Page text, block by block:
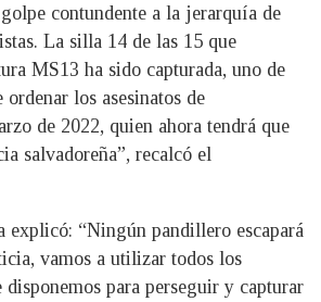
contundente a la jerarquía de
La silla 14 de las 15 que
MS13 ha sido capturada, uno de
ordenar los asesinatos de
de 2022, quien ahora tendrá que
salvadoreña”, recalcó el
explicó: “Ningún pandillero escapará
vamos a utilizar todos los
disponemos para perseguir y capturar